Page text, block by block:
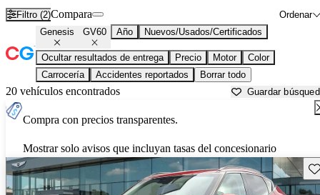
Filtro (2) Ordenar
Compara
Genesis GV60 Año Nuevos/Usados/Certificados
Ocultar resultados de entrega Precio Motor
Color
Carrocería
Accidentes reportados Borrar todo
20 vehículos encontrados Guardar
Compra con precios transparentes.
Mostrar solo avisos que incluyan tasas del concesionario